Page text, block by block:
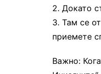
2. Докато
3. Там се
приемете
Важно: